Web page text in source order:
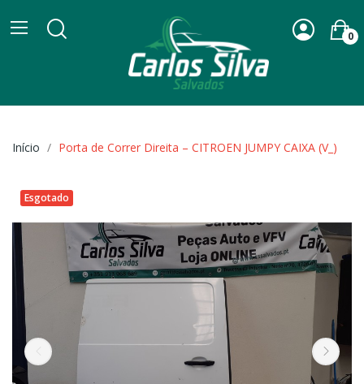
0
Início Porta de Correr Direita – CITROEN JUMPY CAIXA (V_)
Esgotado